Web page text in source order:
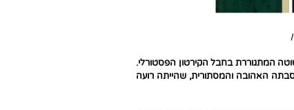
המתגוררת בחבל הקירטון הפסטורלי.
האהובה והמסתורית, שהייתה רועה